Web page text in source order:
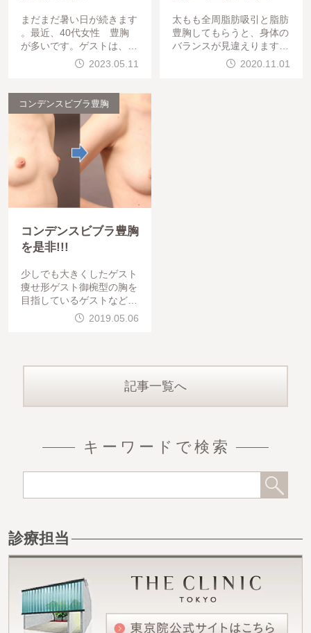
まだまだ暑い日が続きます
。最近、40代女性 豊胸
が多いです。ゲストは、49
歳 人生の転機に豊胸施術
2023.05.11
太もも全周脂肪吸引と脂肪
豊胸してもらうと、身体の
バランスが見違えります。
30代授乳後ゲスト。人生に
2020.11.01
コンデンスビブラ豊胸
コンデンスビブラ豊胸
を是非!!!
少しでも大きくしたゲスト
痩せ形ゲスト御椀型の胸を
目指しているゲストなどな
どにお勧めの施術は、コン
デンスビブラ豊胸です。20
2019.05.06
記事一覧へ
キーワードで検索
診療担当